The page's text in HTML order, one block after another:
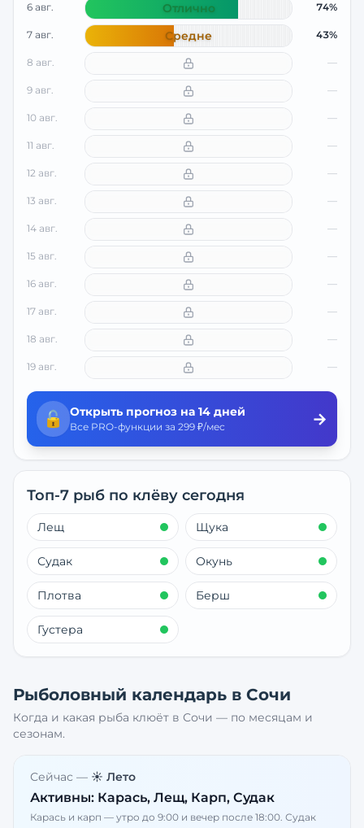
6 авг. Отлично 74%
7 авг. Средне 43%
8 авг. —
9 авг. —
10 авг. —
11 авг. —
12 авг. —
13 авг. —
14 авг. —
15 авг. —
16 авг. —
17 авг. —
18 авг. —
19 авг. —
🔓 Открыть прогноз на 14 дней
Все PRO-функции за 299 ₽/мес →
Топ-7 рыб по клёву сегодня
Лещ Щука
Судак Окунь
Плотва Берш
Густера
Рыболовный календарь в Сочи
Когда и какая рыба клюёт в Сочи — по месяцам и
сезонам.
Сейчас — ☀️ Лето
Активны: Карась, Лещ, Карп, Судак
Карась и карп — утро до 9:00 и вечер после 18:00. Судак